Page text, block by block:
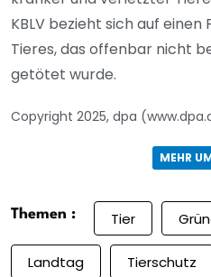
KBLV bezieht sich auf
Tieres, das offenbar nicht
getötet wurde.
Copyright 2025, dpa
MEHR
Themen : Tier
Landtag Tierschutz